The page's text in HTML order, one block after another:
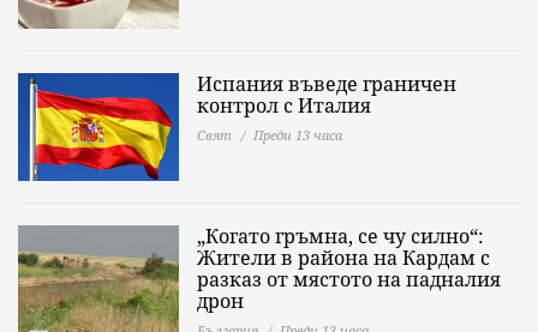
контрол с Италия
Свят Преди 13 часа
Жители в района на Кардам с
разказ от мястото на падналия
дрон
България